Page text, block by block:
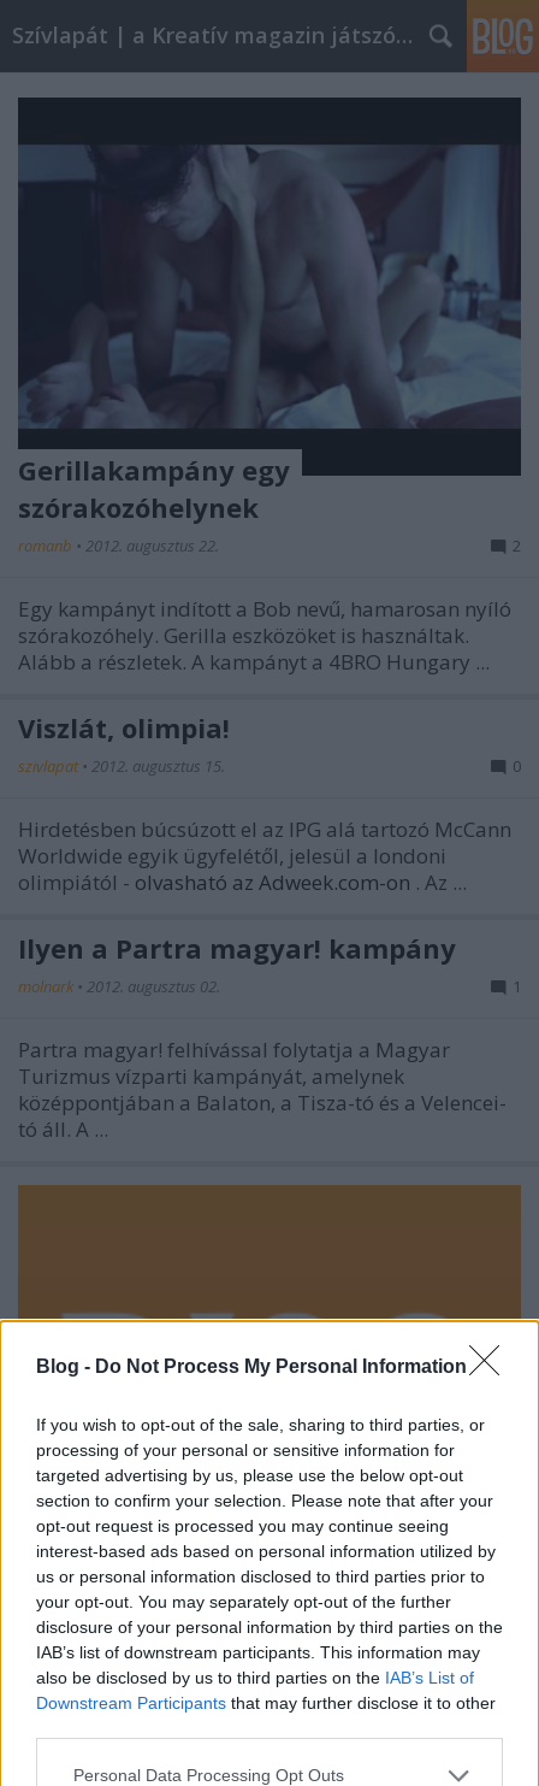
Blog - Do Not Process My Personal Information
If you wish to opt-out of the sale, sharing to third parties, or
processing of your personal or sensitive information for
targeted advertising by us, please use the below opt-out
section to confirm your selection. Please note that after your
opt-out request is processed you may continue seeing
interest-based ads based on personal information utilized by
us or personal information disclosed to third parties prior to
your opt-out. You may separately opt-out of the further
disclosure of your personal information by third parties on the
IAB’s list of downstream participants. This information may
also be disclosed by us to third parties on the IAB’s List of
Downstream Participants that may further disclose it to other
Please note that this website/app uses one or more Google
Personal Data Processing Opt Outs
Szívlapát | a Kreatív magazin játszóblogja
Gerillakampány egy
szórakozóhelynek
romanb • 2012. augusztus 22. 2
Egy kampányt indított a Bob nevű, hamarosan nyíló
szórakozóhely. Gerilla eszközöket is használtak.
Alább a részletek. A kampányt a 4BRO Hungary ...
Viszlát, olimpia!
szivlapat • 2012. augusztus 15. 0
Hirdetésben búcsúzott el az IPG alá tartozó McCann
Worldwide egyik ügyfelétől, jelesül a londoni
olimpiától - olvasható az Adweek.com-on . Az ...
Ilyen a Partra magyar! kampány
molnark • 2012. augusztus 02. 1
Partra magyar! felhívással folytatja a Magyar
Turizmus vízparti kampányát, amelynek
középpontjában a Balaton, a Tisza-tó és a Velencei-
tó áll. A ...
Martin Scorsese az új Iphone-
reklámban